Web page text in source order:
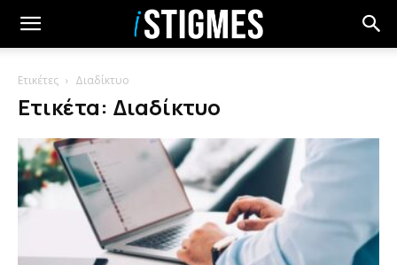
Ετικέτες Διαδίκτυο
Ετικέτα: Διαδίκτυο